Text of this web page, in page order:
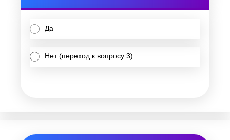
Да
Нет (переход к вопросу 3)